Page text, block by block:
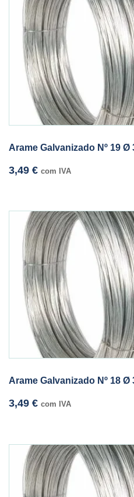
Arame Galvanizado Nº 19 Ø
3,49 € com IVA
Arame Galvanizado Nº 18 Ø
3,49 € com IVA